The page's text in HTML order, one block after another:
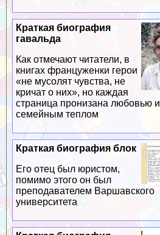
Краткая биография
гавальда
Как отмечают читатели, в
книгах француженки герои
«не мусолят чувства, не
кричат о них», но каждая
страница пронизана любовью и
семейным теплом
Краткая биография блок
Его отец был юристом,
помимо этого он был
преподавателем Варшавского
университета